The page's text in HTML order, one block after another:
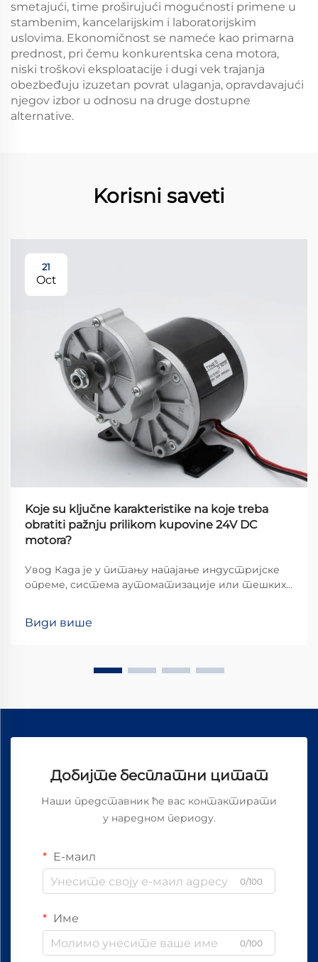
smetajući, time proširujući mogućnosti primene u
stambenim, kancelarijskim i laboratorijskim
uslovima. Ekonomičnost se nameće kao primarna
prednost, pri čemu konkurentska cena motora,
niski troškovi eksploatacije i dugi vek trajanja
obezbeđuju izuzetan povrat ulaganja, opravdavajući
njegov izbor u odnosu na druge dostupne
alternative.
Korisni saveti
21
Oct
Koje su ključne karakteristike na koje treba
obratiti pažnju prilikom kupovine 24V DC
motora?
Увод Када је у питању напајање индустријске
опреме, система аутоматизације или тешких
снаге, ефикасности и сигурности. Међутим,
Види више
Добијте бесплатни цитат
Наши представник ће вас контактирати
у наредном периоду.
Е-маил
0/100
Име
0/100